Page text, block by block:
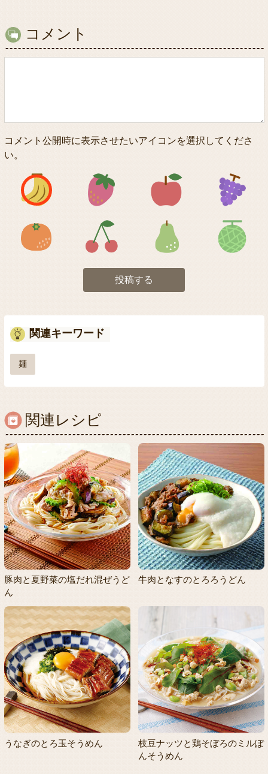
コメント
コメント公開時に表示させたいアイコンを選択してくださ
い。
アイコン1 アイコン2 アイコン3
アイコン5 アイコン6 アイコン7
投稿する
関連キーワード
麺
関連レシピ
豚肉と夏野菜の塩だれ混ぜうど
ん
牛肉となすのとろろうどん
うなぎのとろ玉そうめん
枝豆ナッツと鶏そぼろのミルぽ
んそうめん